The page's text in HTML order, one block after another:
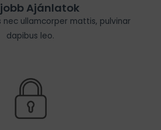
Ajánlatok
nec ullamcorper mattis, pulvinar
dapibus leo.